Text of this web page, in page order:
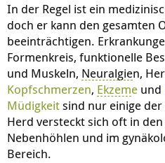
In der Regel ist ein
doch er kann den gesamten
beeinträchtigen.
Formenkreis, funktionelle
und Muskeln, Neuralgien,
Kopfschmerzen, Ekzeme und
Müdigkeitsind nur einige der
Herd versteckt sich oft in
Nebenhöhlen und im
Bereich.